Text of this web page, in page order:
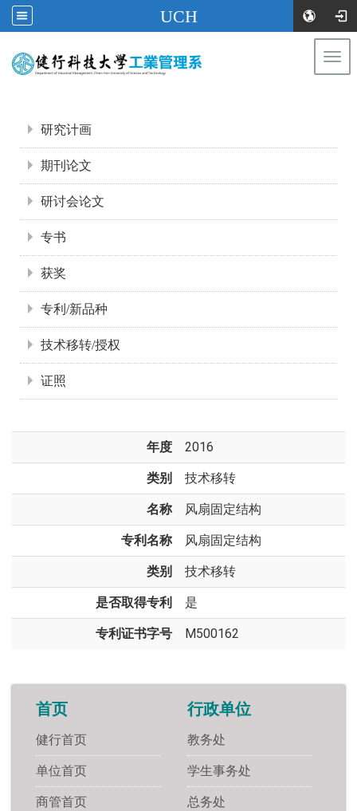
UCH
研究计画
期刊论文
研讨会论文
专书
获奖
专利/新品种
技术移转/授权
证照
年度 2016
类别 技术移转
名称 风扇固定结构
专利名称 风扇固定结构
类别 技术移转
是否取得专利 是
专利证书字号 M500162
首页
健行首页
单位首页
商管首页
行政单位
教务处
学生事务处
总务处